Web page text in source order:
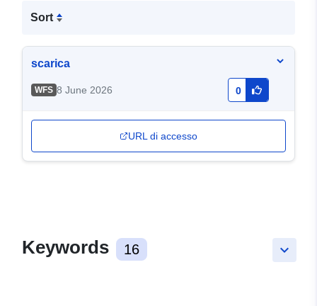
Sort
scarica
WFS 8 June 2026 0
URL di accesso
keyboard_arrow_down
Keywords 16